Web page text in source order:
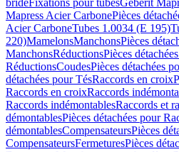
brideFixations pour tubesGeberit
Mapress Acier CarbonePièces
Acier CarboneTubes 1.0034 (E 195)
220)MamelonsManchonsPièces
ManchonsRéductionsPièces
RéductionsCoudesPièces détachées
détachées pour TésRaccords en croix
Raccords en croixRaccords
Raccords indémontablesRaccords et
démontablesPièces détachées pour
démontablesCompensateursPièces
CompensateursFermeturesPièces